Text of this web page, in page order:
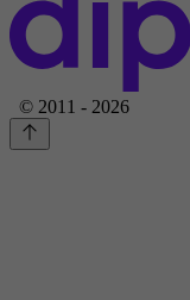
© 2011 - 2026